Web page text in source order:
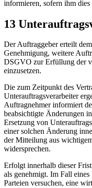
informieren, sofern ihm dies
13
Der Auftraggeber erteilt
Genehmigung, weitere
DSGVO zur Erfüllung der
einzusetzen.
Die zum Zeitpunkt des
Unterauftragsverarbeiter
Auftragnehmer informiert
beabsichtigte Änderungen
Ersetzung von
einer solchen Änderung
der Mitteilung aus
widersprechen.
Erfolgt innerhalb dieser
als genehmigt. Im Fall
Parteien versuchen, eine